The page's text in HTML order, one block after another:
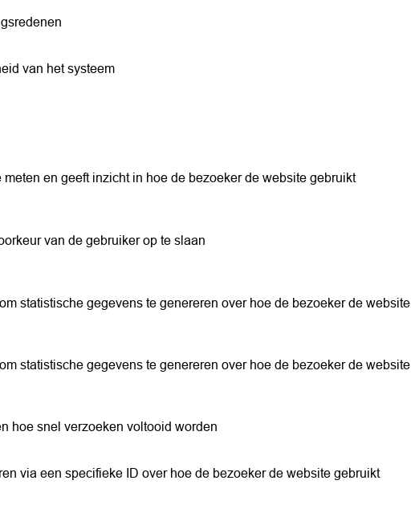
van het systeem
en geeft inzicht in hoe de bezoeker de website gebruikt
van de gebruiker op te slaan
statistische gegevens te genereren over hoe de bezoeker de website
statistische gegevens te genereren over hoe de bezoeker de website
hoe snel verzoeken voltooid worden
via een specifieke ID over hoe de bezoeker de website gebruikt